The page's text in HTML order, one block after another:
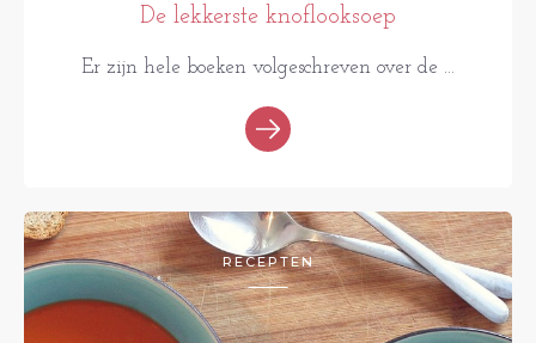
De lekkerste knoflooksoep
Er zijn hele boeken volgeschreven over de ...
RECEPTEN